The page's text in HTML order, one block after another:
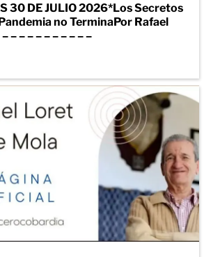
30 DE JULIO 2026*Los Secretos
no TerminaPor Rafael
– – – – – – – – – –